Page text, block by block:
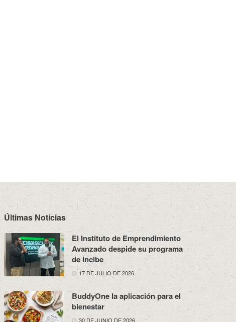
Últimas Noticias
El Instituto de Emprendimiento
Avanzado despide su programa
de Incibe
17 DE JULIO DE 2026
BuddyOne la aplicación para el
bienestar
30 DE JUNIO DE 2026